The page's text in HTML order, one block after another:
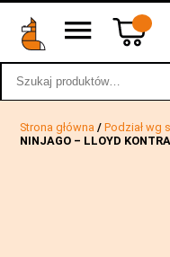
wstecz
Strona główna /Podział wg
NINJAGO – LLOYD